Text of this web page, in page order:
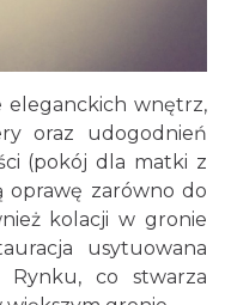
eleganckich wnętrz,
oraz udogodnień
(pokój dla matki z
oprawę zarówno do
kolacji w gronie
usytuowana
Rynku, co stwarza